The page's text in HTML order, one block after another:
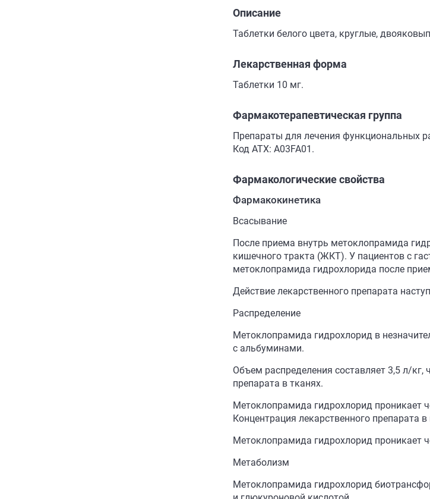
Описание
Таблетки белого цвета, круглые,
Лекарственная форма
Таблетки 10 мг.
Фармакотерапевтическая группа
Препараты для лечения функциональных
Код АТХ: A03FA01.
Фармакологические свойства
Фармакокинетика
Всасывание
После приема внутрь метоклопрамида
кишечного тракта (ЖКТ). У пациентов с
метоклопрамида гидрохлорида после
Действие лекарственного препарата
Распределение
Метоклопрамида гидрохлорид в
с альбуминами.
Объем распределения составляет 3,5 л/кг,
препарата в тканях.
Метоклопрамида гидрохлорид проникает
Концентрация лекарственного препарата
Метоклопрамида гидрохлорид проникает
Meтаболизм
Метоклопрамида гидрохлорид